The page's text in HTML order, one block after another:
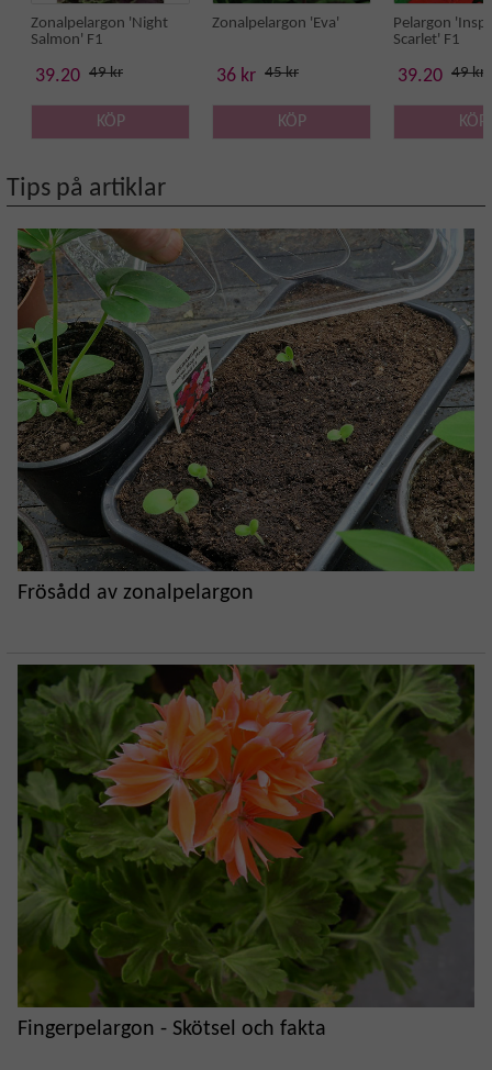
Zonalpelargon 'Night
Salmon' F1
39.20 49 kr
KÖP
Zonalpelargon 'Eva'
36 kr 45 kr
KÖP
Pelargon
Scarlet' F1
39.20 49 kr
KÖP
Tips på artiklar
Frösådd av zonalpelargon
Fingerpelargon - Skötsel och fakta